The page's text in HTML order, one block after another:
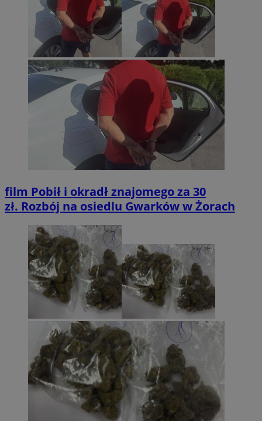
film Pobił i okradł znajomego za 30
zł. Rozbój na osiedlu Gwarków w Żorach